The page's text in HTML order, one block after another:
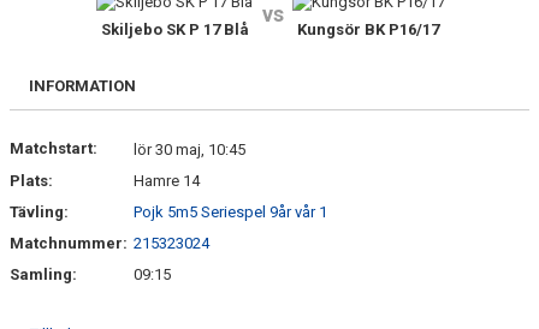
OM KLUBBEN
BILDGALLERI
BLI MEDLEM I KBK
STYRELSEN
DOMARERSÄTTNING
Skiljebo SK P 17 Blå
vs
Kungsör BK P16/17
INFORMATION
Matchstart:
lör 30 maj, 10:45
Plats:
Hamre 14
Tävling:
Pojk 5m5 Seriespel 9år vår 1
Matchnummer: 215323024
Samling:
09:15